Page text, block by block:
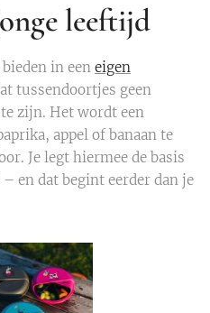
leeftijd
in een eigen
tussendoortjes geen
zijn. Het wordt een
appel of banaan te
Je legt hiermee de basis
en dat begint eerder dan je